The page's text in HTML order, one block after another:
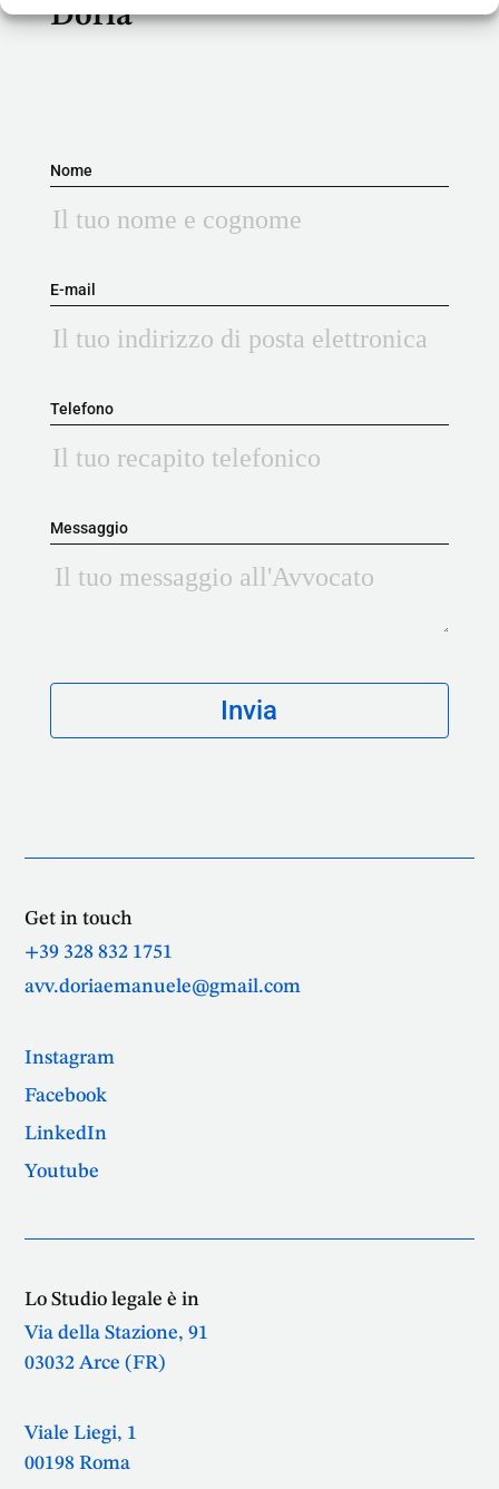
Doria
Nome
E-mail
Telefono
Messaggio
Get in touch
+39 328 832 1751
avv.doriaemanuele@gmail.com
Instagram
Facebook
LinkedIn
Youtube
Lo Studio legale è in
Via della Stazione, 91
03032 Arce (FR)
Viale Liegi, 1
00198 Roma